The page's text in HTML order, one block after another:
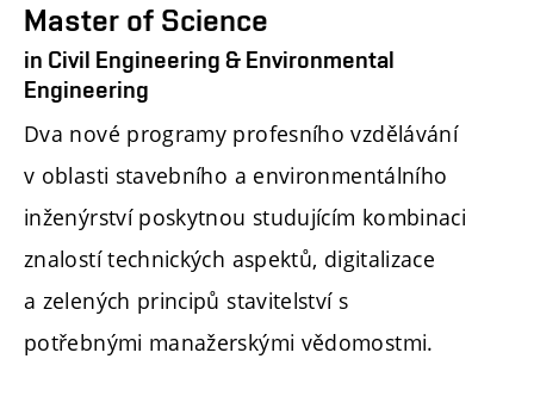
Master of Science
in Civil Engineering & Environmental
Engineering
Dva nové programy profesního vzdělávání
v oblasti stavebního a environmentálního
inženýrství poskytnou studujícím kombinaci
znalostí technických aspektů, digitalizace
a zelených principů stavitelství s
potřebnými manažerskými vědomostmi.